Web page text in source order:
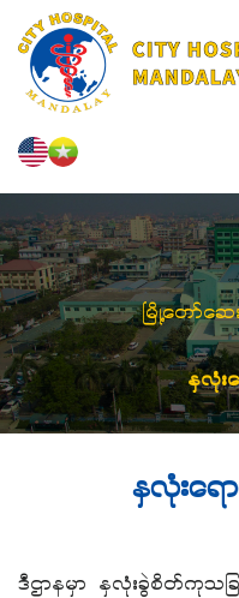
မြို့တော်ဆေ
နှလုံး
နှလုံးရေ
ဒီဌာနမှာ နှလုံးခွဲစိတ်ကုသခြ